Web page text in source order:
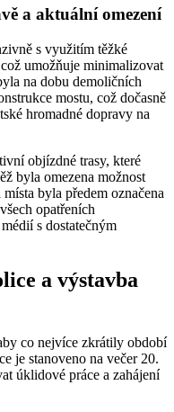
a aktuální omezení
s využitím těžké
umožňuje minimalizovat
na dobu demoličních
mostu, což dočasně
hromadné dopravy na
objízdné trasy, které
byla omezena možnost
byla předem označena
opatřeních
s dostatečným
a výstavba
co nejvíce zkrátily období
je stanoveno na večer 20.
úklidové práce a zahájení